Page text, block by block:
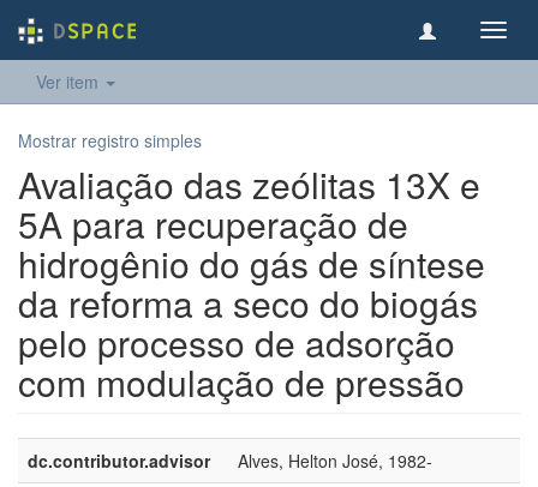
Ver item
Mostrar registro simples
Avaliação das zeólitas 13X e
5A para recuperação de
hidrogênio do gás de síntese
da reforma a seco do biogás
pelo processo de adsorção
com modulação de pressão
dc.contributor.advisor
Alves, Helton José, 1982-